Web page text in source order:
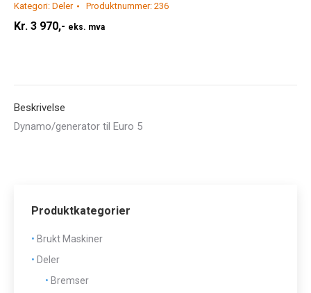
Kategori: Deler Produktnummer: 236
Kr. 3 970,- eks. mva
Beskrivelse
Dynamo/generator til Euro 5
Produktkategorier
Brukt Maskiner
Deler
Bremser